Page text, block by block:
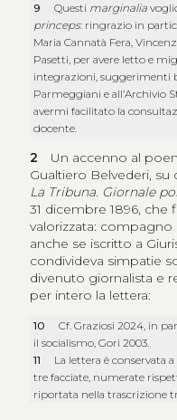
9
Questi marginalia
princeps: ringrazio in
Maria Cannatà Fera,
Pasetti, per avere letto e
integrazioni, suggerimenti
Parmeggiani e all’Archivio
avermi facilitato la
docente.
2 Un accenno al
Gualtiero Belvederi, su
La Tribuna. Giornale
31 dicembre 1896, che
valorizzata: compagno
anche se iscritto a
condivideva simpatie
divenuto giornalista e
per intero la lettera:
10
Cf. Graziosi 2024, in
il socialismo, Gori 2003.
11
La lettera è conservata a
tre facciate, numerate
riportata nella trascrizione